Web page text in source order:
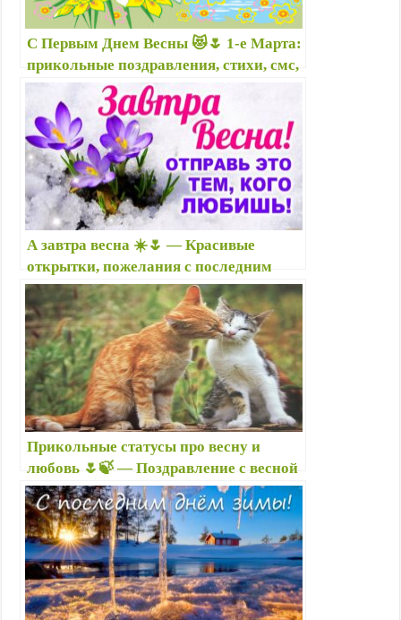
n
i
k
i
С Первым Днем Весны 😻🌷 1-е Марта:
прикольные поздравления, стихи, смс,
картинки, открытки, анимация
А завтра весна ☀️🌷 — Красивые
открытки, пожелания с последним
днем зимы — Ура, весна! — картинки с
весной
Прикольные статусы про весну и
любовь 🌷🍃 — Поздравление с весной
в прозе